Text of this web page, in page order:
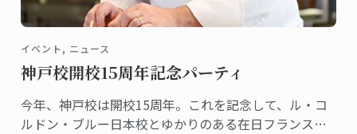
イベント, ニュース
神戸校開校15周年記念パーティ
今年、神戸校は開校15周年。これを記念して、ル・コ
ルドン・ブルー日本校とゆかりのある在日フランス商